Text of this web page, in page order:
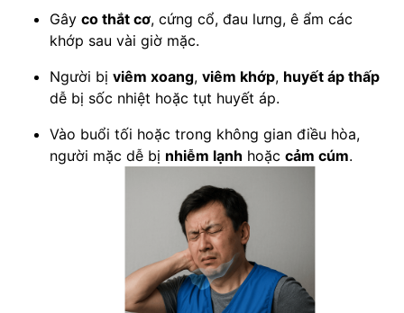
Gây co thắt cơ, cứng cổ, đau lưng, ê ẩm các
khớp sau vài giờ mặc.
Người bị viêm xoang, viêm khớp, huyết áp thấp
dễ bị sốc nhiệt hoặc tụt huyết áp.
Vào buổi tối hoặc trong không gian điều hòa,
người mặc dễ bị nhiễm lạnh hoặc cảm cúm.